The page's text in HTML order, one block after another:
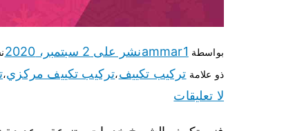
بواسطة ammar1نشر على 2 سبتمبر، 2020
ذو علامة تركيب تكييف،تركيب تكييف مركزي،
لا تعليقات